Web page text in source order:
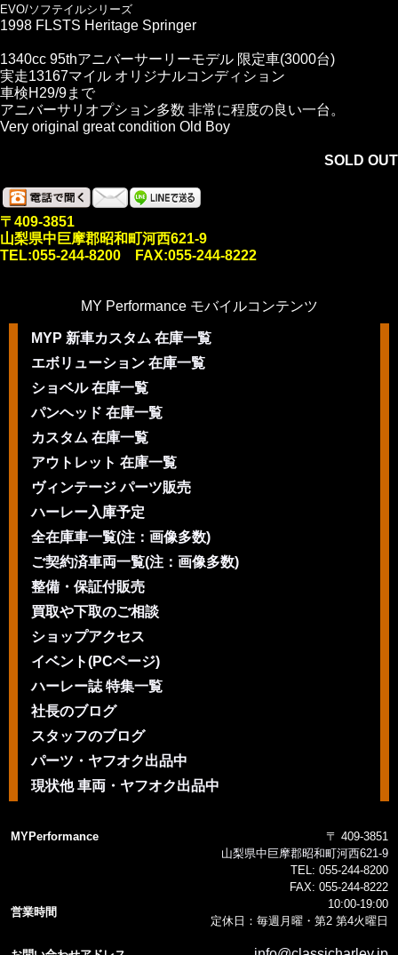
EVO/ソフテイルシリーズ
1998 FLSTS Heritage Springer
1340cc 95thアニバーサーリーモデル 限定車(3000台)
実走13167マイル オリジナルコンディション
車検H29/9まで
アニバーサリオプション多数 非常に程度の良い一台。
Very original great condition Old Boy
SOLD OUT
〒409-3851
山梨県中巨摩郡昭和町河西621-9
TEL:055-244-8200 FAX:055-244-8222
MY Performance モバイルコンテンツ
MYP 新車カスタム 在庫一覧
エボリューション 在庫一覧
ショベル 在庫一覧
パンヘッド 在庫一覧
カスタム 在庫一覧
アウトレット 在庫一覧
ヴィンテージ パーツ販売
ハーレー入庫予定
全在庫車一覧(注：画像多数)
ご契約済車両一覧(注：画像多数)
整備・保証付販売
買取や下取のご相談
ショップアクセス
イベント(PCページ)
ハーレー誌 特集一覧
社長のブログ
スタッフのブログ
パーツ・ヤフオク出品中
現状他 車両・ヤフオク出品中
MYPerformance
〒 409-3851
山梨県中巨摩郡昭和町河西621-9
TEL: 055-244-8200
FAX: 055-244-8222
営業時間
10:00-19:00
定休日：毎週月曜・第2 第4火曜日